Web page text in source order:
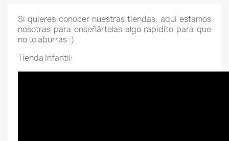
Si quieres conocer nuestras tiendas, aquí estamos
nosotras para enseñártelas algo rapidito para que
no te aburras :)
Tienda Infantil: